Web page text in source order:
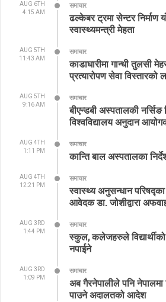
AUG 6TH
4:15 AM
समाचार
ढल्केबर ट्रमा सेन्टर निर्माण
स्वास्थ्यमन्त्री मेहता
AUG 5TH
11:43 AM
समाचार
काडाघारीमा गान्धी तुलसी
प्रत्यारोपण सेवा विस्तारको
AUG 5TH
9:16 AM
समाचार
बीएन्डबी अस्पतालकी नर्सिङ
विश्वविद्यालय अनुदान
AUG 4TH
1:11 PM
समाचार
कान्ति बाल अस्पतालका
AUG 4TH
12:21 PM
समाचार
स्वास्थ्य अनुसन्धान
आवेदक डा. जोशीद्वारा
AUG 3RD
1:44 PM
समाचार
स्कुल, कलेजहरुले
नपाईने
AUG 3RD
1:09 PM
समाचार
अब गैरनेपालीले पनि नेपालमा
पाउने अदालतको आदेश